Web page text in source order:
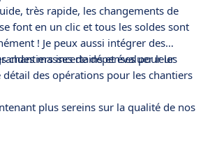
très rapide, les changements de
font en un clic et tous les soldes sont
! Je peux aussi intégrer des
chantiers incertains et évaluer leur
masses de dépenses pour les
des opérations pour les chantiers
plus sereins sur la qualité de nos